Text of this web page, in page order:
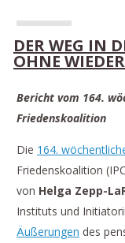
DER WEG IN
OHNE
Bericht vom 164.
Friedenskoalition
Die 164.
Friedenskoalition
von Helga Zepp-
Instituts und
Äußerungen des